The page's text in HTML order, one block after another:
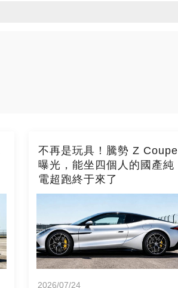
不再是玩具！騰勢 Z Coupe
曝光，能坐四個人的國產純
電超跑終于來了
2026/07/24